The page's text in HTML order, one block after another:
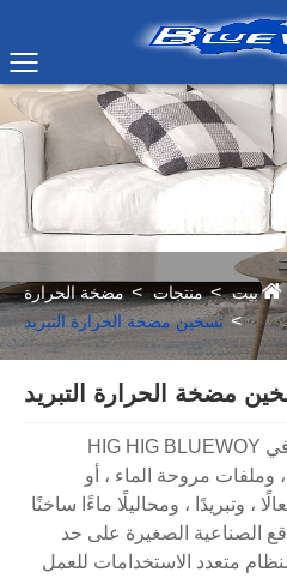
بيت منتجات
مضخة الحرارة
تسخين مضخة الحرارة التبريد
مضخة الحرارة التبريد
تتكامل مضخة حرارة التدفئة في HIG HIG BLUEWOY
مروحة الماء ، أو
، وتبريدًا ، ومحاليلًا ماءًا ساخنًا
الصناعية الصغيرة على حد
متعدد الاستخدامات للعمل